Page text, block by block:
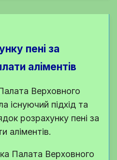
пені за
аліментів
Верховного
існуючий підхід та
розрахунку пені за
аліментів.
Палата Верховного